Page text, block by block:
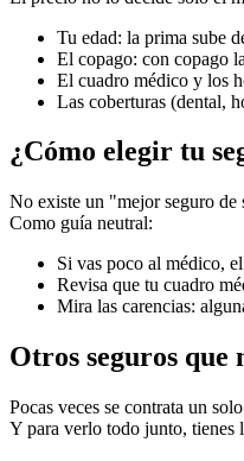
Tu edad: la prima sube
El copago: con copago
El cuadro médico y los
Las coberturas (dental,
¿Cómo elegir tu
No existe un "mejor seguro de
Como guía neutral:
Si vas poco al médico,
Revisa que tu cuadro
Mira las carencias:
Otros seguros
Pocas veces se contrata un
Y para verlo todo junto, tienes